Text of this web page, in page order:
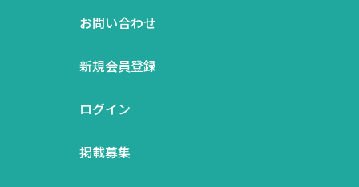
お問い合わせ
新規会員登録
ログイン
掲載募集